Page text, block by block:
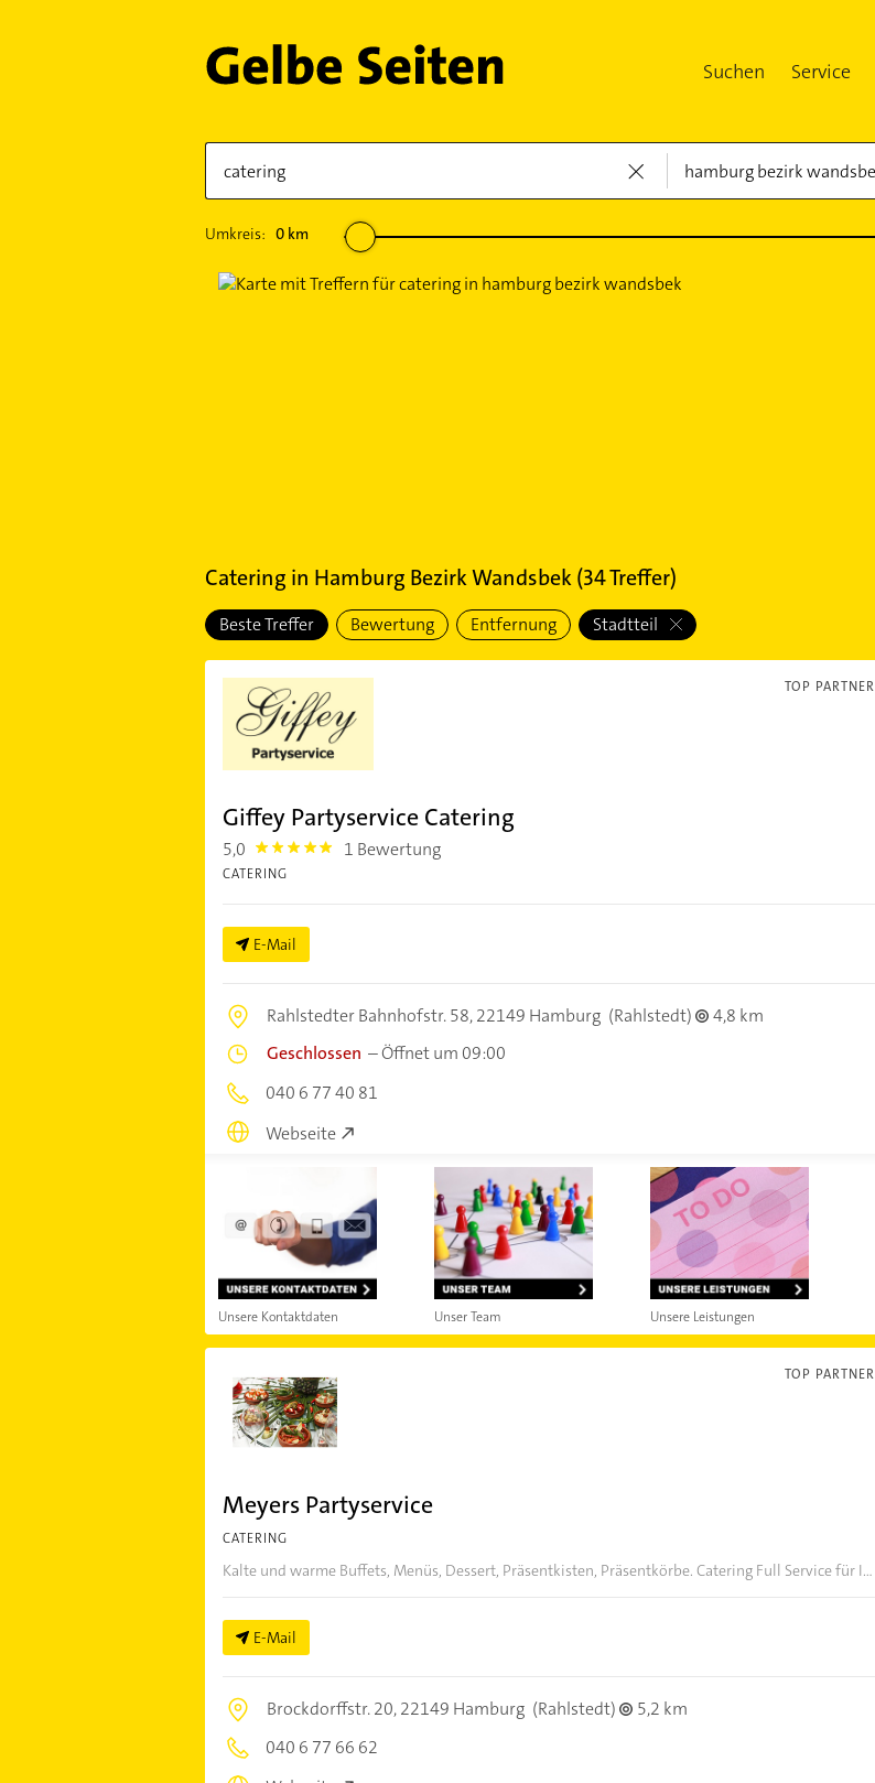
Suchen Service
Umkreis: 0km
Catering in Hamburg Bezirk Wandsbek(34Treffer)
Beste Treffer Bewertung Entfernung Stadtteil
TOP PARTNER
Giffey Partyservice Catering
5,0 5.0 1 Bewertung
CATERING
E-Mail
Rahlstedter Bahnhofstr. 58,22149 Hamburg (Rahlstedt)
4,8 km
Geschlossen –Öffnet um 09:00
040 6 77 40 81
Webseite
Unsere Kontaktdaten Unser Team Unsere Leistungen
TOP PARTNER
Meyers Partyservice
CATERING
Kalte und warme Buffets, Menüs, Dessert, Präsentkisten, Präsentkörbe. Catering Full Service für I...
E-Mail
Brockdorffstr. 20,22149 Hamburg (Rahlstedt)
5,2 km
040 6 77 66 62